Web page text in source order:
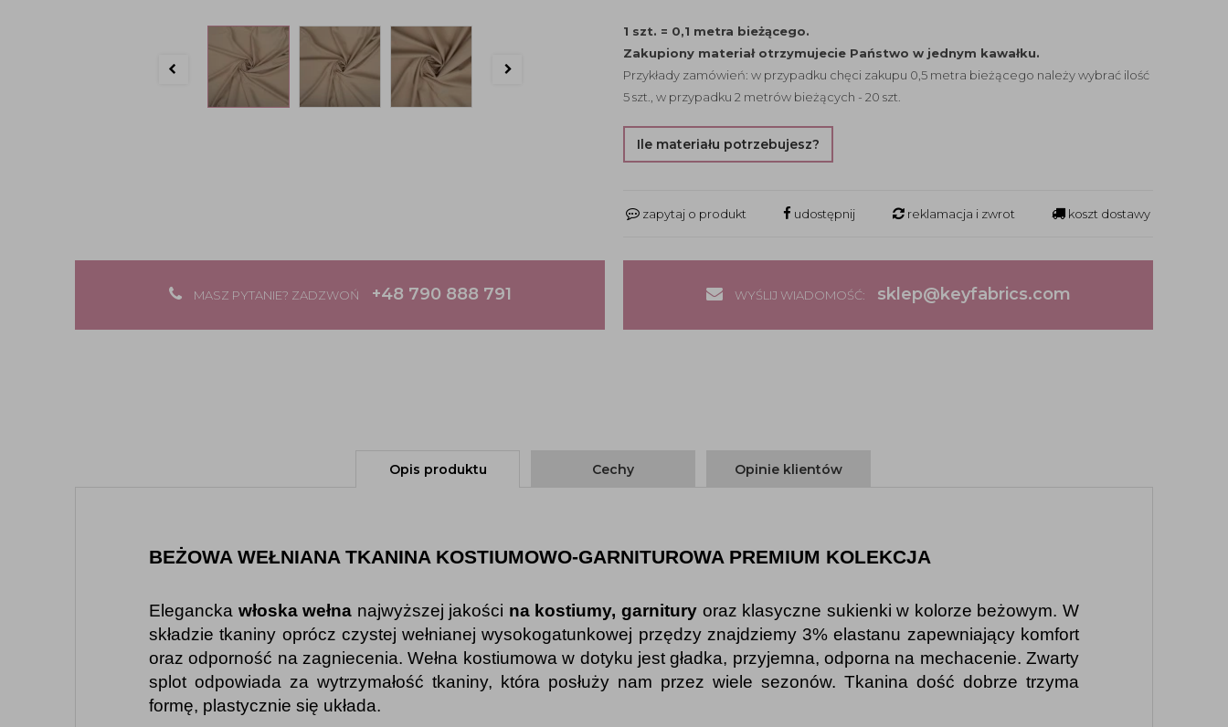
1 szt. = 0,1 metra bieżącego.
Zakupiony materiał otrzymujecie Państwo w jednym kawałku.
Przykłady zamówień: w przypadku chęci zakupu 0,5 metra bieżącego należy wybrać ilość
5 szt., w przypadku 2 metrów bieżących - 20 szt.
Ile materiału potrzebujesz?
zapytaj o produkt udostępnij reklamacja i zwrot koszt dostawy
MASZ PYTANIE? ZADZWOŃ +48 790 888 791 WYŚLIJ WIADOMOŚĆ: sklep@keyfabrics.com
Opis produktu Cechy Opinie klientów
BEŻOWA WEŁNIANA TKANINA KOSTIUMOWO-GARNITUROWA PREMIUM KOLEKCJA
Elegancka włoska wełna najwyższej jakości na kostiumy, garnitury oraz klasyczne sukienki w kolorze beżowym. W
składzie tkaniny oprócz czystej wełnianej wysokogatunkowej przędzy znajdziemy 3% elastanu zapewniający komfort
oraz odporność na zagniecenia. Wełna kostiumowa w dotyku jest gładka, przyjemna, odporna na mechacenie. Zwarty
splot odpowiada za wytrzymałość tkaniny, która posłuży nam przez wiele sezonów. Tkanina dość dobrze trzyma
formę, plastycznie się układa.